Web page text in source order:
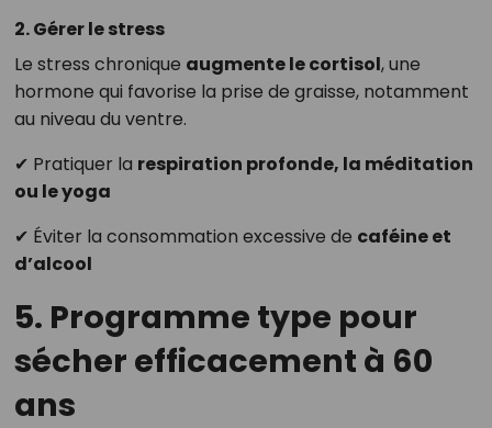
2. Gérer le stress
Le stress chronique augmente le cortisol, une
hormone qui favorise la prise de graisse, notamment
au niveau du ventre.
✔ Pratiquer la respiration profonde, la méditation
ou le yoga
✔ Éviter la consommation excessive de caféine et
d’alcool
5. Programme type pour
sécher efficacement à 60
ans